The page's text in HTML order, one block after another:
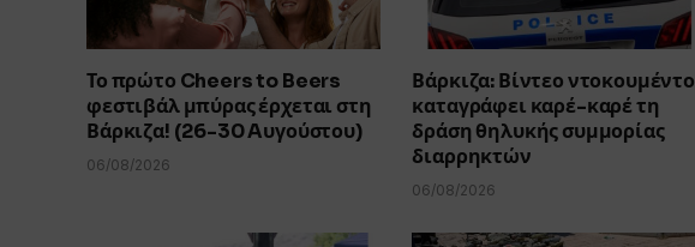
Το πρώτο Cheers to Beers
φεστιβάλ μπύρας έρχεται στη
Βάρκιζα! (26-30 Aυγούστου)
06/08/2026
Βάρκιζα: Βίντεο ντοκουμέντο
καταγράφει καρέ-καρέ τη
δράση θηλυκής συμμορίας
διαρρηκτών
06/08/2026